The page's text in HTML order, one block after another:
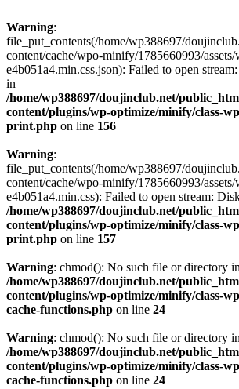
Warning:
file_put_contents(/home/wp388697/
content/cache/wpo-minify/1785660993/
e4b051a4.min.css.json): Failed to open
in
/home/wp388697/doujinclub.net/
content/plugins/wp-optimize/minify/class-
print.php on line 156
Warning:
file_put_contents(/home/wp388697/
content/cache/wpo-minify/1785660993/
e4b051a4.min.css): Failed to open stream:
/home/wp388697/doujinclub.net/
content/plugins/wp-optimize/minify/class-
print.php on line 157
Warning: chmod(): No such file or directory in
/home/wp388697/doujinclub.net/
content/plugins/wp-optimize/minify/class-
cache-functions.php on line 24
Warning: chmod(): No such file or directory in
/home/wp388697/doujinclub.net/
content/plugins/wp-optimize/minify/class-
cache-functions.php on line 24